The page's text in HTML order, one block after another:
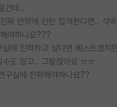
게시판
판
판
건데..
짜 만약에 인턴 합격한다면.. 석
야하나요???
에 진학하고 싶다면 베스트겠지
도 있고.. 그렇잖아요 ㅠㅠ
구실에 진학해야하나요??